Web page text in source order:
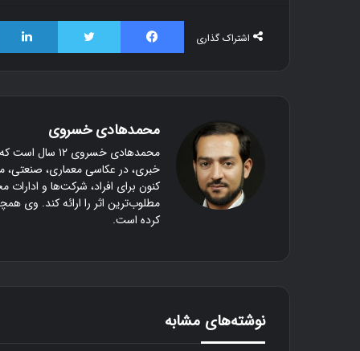
اشتراک گذاری
فیسبوک توییتر
محمدهادی خسروی
محمدهادی
خبری، در عکاسی معماری،
کنون برای افراد، شرکت‌ها و ادارات
مطلوب‌ترین اثر را ارائه کند. وی
کرده است.
نوشته‌های مشابه
۳۰ آذر ۱۳۹۶
دوستی